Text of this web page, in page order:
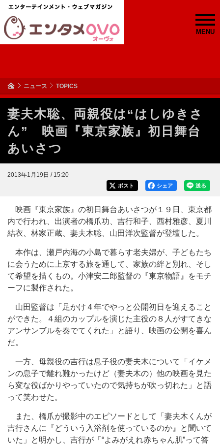
MENU
ニュース TOPICS
妻夫木聡、両親役は“はしゆきさ
ん” 映画『東京家族』初日舞台
あいさつ
2013年1月19日 / 15:20
送る
シェア
ポスト
映画『東京家族』の初日舞台あいさつが１９日、東京都
内で行われ、出演者の橋爪功、吉行和子、西村雅彦、夏川
結衣、林家正蔵、妻夫木聡、山田洋次監督が登壇した。
本作は、瀬戸内海の小島で暮らす老夫婦が、子どもたち
に会うために上京する旅を通して、家族の絆と別れ、そし
て希望を描くもの。小津安二郎監督の『東京物語』をモチ
ーフに製作された。
山田監督は「足かけ４年でやっと公開初日を迎えること
ができた。４組のカップルを演じた主役の８人がすてきな
アンサンブルを奏でてくれた」と語り、映画の公開を喜ん
だ。
一方、母親役の吉行は息子役の妻夫木について「イケメ
ンの息子で離れ難かったけど（妻夫木の）他の映画を見た
ら変な役ばかりやっていたので気持ちが吹っ切れた」と語
って笑わせた。
また、橋爪が撮影中のエピソードとして「妻夫木くんが
吉行さんに『どういう入浴剤を使っているのか』と聞いて
いた」と明かし、吉行が「“よみがえれ赤ちゃん肌”って答